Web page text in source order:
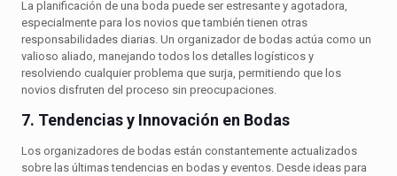
La planificación de una boda puede ser estresante y agotadora,
especialmente para los novios que también tienen otras
responsabilidades diarias. Un organizador de bodas actúa como un
valioso aliado, manejando todos los detalles logísticos y
resolviendo cualquier problema que surja, permitiendo que los
novios disfruten del proceso sin preocupaciones.
7. Tendencias y Innovación en Bodas
Los organizadores de bodas están constantemente actualizados
sobre las últimas tendencias en bodas y eventos. Desde ideas para